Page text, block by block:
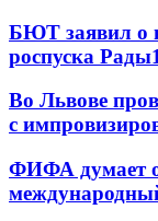
БЮТ заявил о
роспуска Рады
Во Львове
с
ФИФА думает